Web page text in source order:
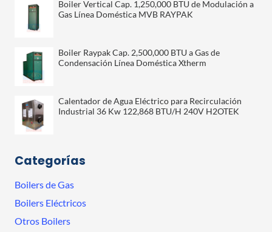
Boiler Vertical Cap. 1,250,000 BTU de Modulación a
Gas Línea Doméstica MVB RAYPAK
Boiler Raypak Cap. 2,500,000 BTU a Gas de
Condensación Línea Doméstica Xtherm
Calentador de Agua Eléctrico para Recirculación
Industrial 36 Kw 122,868 BTU/H 240V H2OTEK
Categorías
Boilers de Gas
Boilers Eléctricos
Otros Boilers